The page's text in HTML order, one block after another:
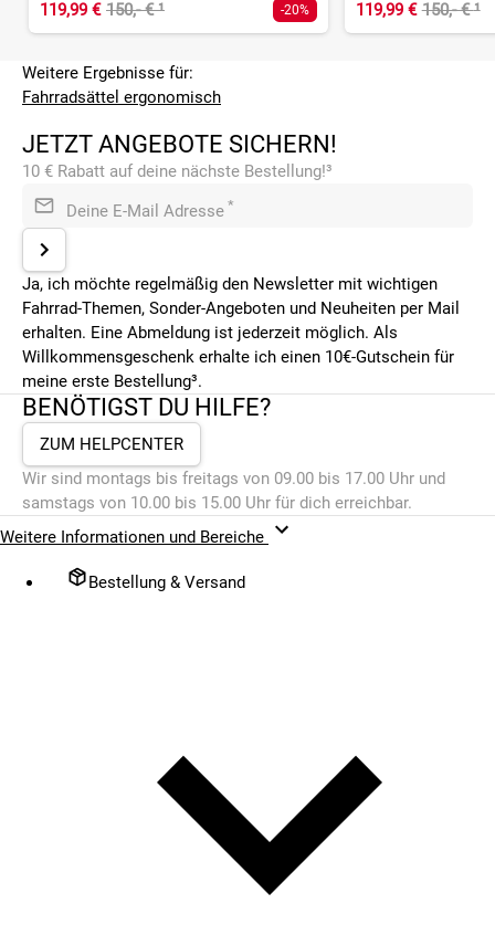
119,99 € 150,- €¹ -20%
119,99 € 150,- €¹
Weitere Ergebnisse für:
Fahrradsättel ergonomisch
JETZT ANGEBOTE SICHERN!
10 € Rabatt auf deine nächste Bestellung!³
Deine E-Mail Adresse *
Ja, ich möchte regelmäßig den Newsletter mit wichtigen
Fahrrad-Themen, Sonder-Angeboten und Neuheiten per Mail
erhalten. Eine Abmeldung ist jederzeit möglich. Als
Willkommensgeschenk erhalte ich einen 10€-Gutschein für
meine erste Bestellung³.
BENÖTIGST DU HILFE?
ZUM HELPCENTER
Wir sind montags bis freitags von 09.00 bis 17.00 Uhr und
samstags von 10.00 bis 15.00 Uhr für dich erreichbar.
Weitere Informationen und Bereiche
Bestellung & Versand